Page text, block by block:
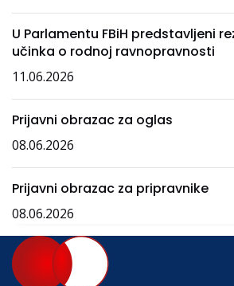
U Parlamentu FBiH predstavljeni
učinka o rodnoj ravnopravnosti
11.06.2026
Prijavni obrazac za oglas
08.06.2026
Prijavni obrazac za pripravnike
08.06.2026